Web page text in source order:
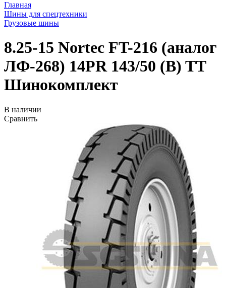
Главная
Шины для спецтехники
Грузовые шины
8.25-15 Nortec FT-216 (аналог
ЛФ-268) 14PR 143/50 (B) TT
Шинокомплект
В наличии
Сравнить